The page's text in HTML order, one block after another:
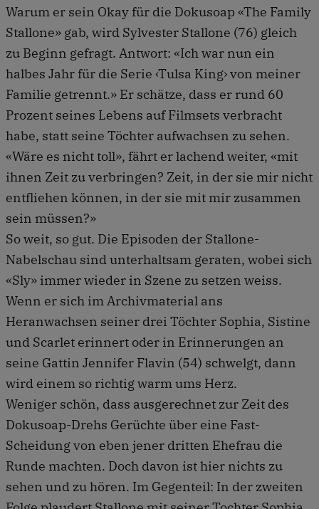
Warum er sein Okay für die Dokusoap «The Family
Stallone» gab, wird Sylvester Stallone (76) gleich
zu Beginn gefragt. Antwort: «Ich war nun ein
halbes Jahr für die Serie ‹Tulsa King› von meiner
Familie getrennt.» Er schätze, dass er rund 60
Prozent seines Lebens auf Filmsets verbracht
habe, statt seine Töchter aufwachsen zu sehen.
«Wäre es nicht toll», fährt er lachend weiter, «mit
ihnen Zeit zu verbringen? Zeit, in der sie mir nicht
entfliehen können, in der sie mit mir zusammen
sein müssen?»
So weit, so gut. Die Episoden der Stallone-
Nabelschau sind unterhaltsam geraten, wobei sich
«Sly» immer wieder in Szene zu setzen weiss.
Wenn er sich im Archivmaterial ans
Heranwachsen seiner drei Töchter Sophia, Sistine
und Scarlet erinnert oder in Erinnerungen an
seine Gattin Jennifer Flavin (54) schwelgt, dann
wird einem so richtig warm ums Herz.
Weniger schön, dass ausgerechnet zur Zeit des
Dokusoap-Drehs Gerüchte über eine Fast-
Scheidung von eben jener dritten Ehefrau die
Runde machten. Doch davon ist hier nichts zu
sehen und zu hören. Im Gegenteil: In der zweiten